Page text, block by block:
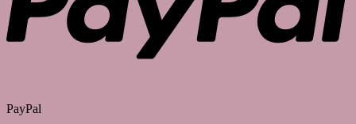
PayPal